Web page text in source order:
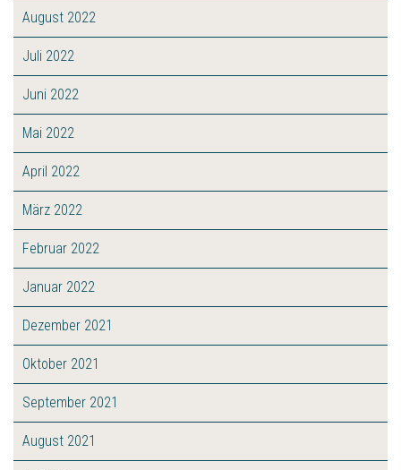
August 2022
Juli 2022
Juni 2022
Mai 2022
April 2022
März 2022
Februar 2022
Januar 2022
Dezember 2021
Oktober 2021
September 2021
August 2021